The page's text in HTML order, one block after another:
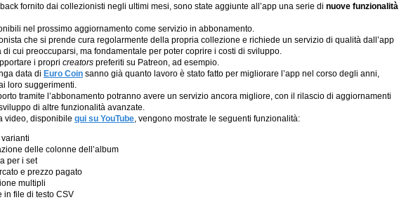
fornito dai collezionisti negli ultimi mesi, sono state aggiunte all’app una serie di nuove funzionalità
nel prossimo aggiornamento come servizio in abbonamento.
che si prende cura regolarmente della propria collezione e richiede un servizio di qualità dall’app
di cui preoccuparsi, ma fondamentale per poter coprire i costi di sviluppo.
i propri creators preferiti su Patreon, ad esempio.
data di Euro Coin sanno già quanto lavoro è stato fatto per migliorare l’app nel corso degli anni,
loro suggerimenti.
tramite l’abbonamento potranno avere un servizio ancora migliore, con il rilascio di aggiornamenti
di altre funzionalità avanzate.
video, disponibile qui su YouTube, vengono mostrate le seguenti funzionalità:
delle colonne dell’album
per i set
e prezzo pagato
multipli
in file di testo CSV